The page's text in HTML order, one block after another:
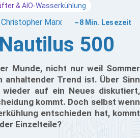
& AIO-Wasserkühlung
Christopher Marx ~8 Min. Lesezeit
500
Munde, nicht nur weil Sommer
anhaltender Trend ist. Über Sinn
auf ein Neues diskutiert,
kommt. Doch selbst wenn
entschieden hat, kommt
Einzelteile?